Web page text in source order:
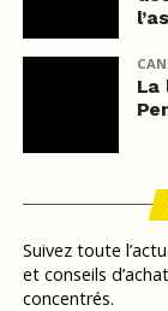
La
Suivez toute
et conseils
concentrés.